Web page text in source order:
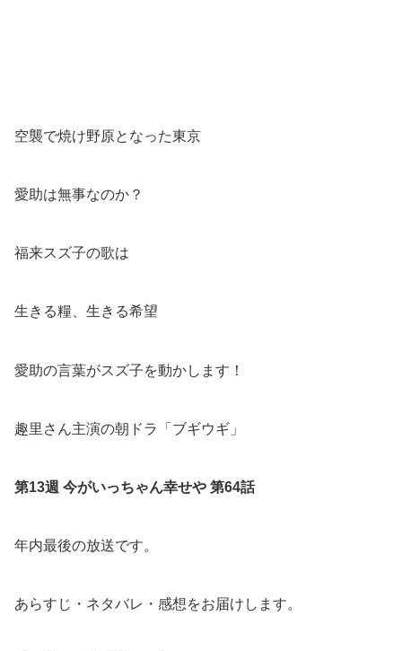
空襲で焼け野原となった東京
愛助は無事なのか？
福来スズ子の歌は
生きる糧、生きる希望
愛助の言葉がスズ子を動かします！
趣里さん主演の朝ドラ「ブギウギ」
第13週 今がいっちゃん幸せや 第64話
年内最後の放送です。
あらすじ・ネタバレ・感想をお届けします。